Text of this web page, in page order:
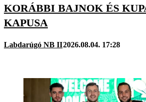
KORÁBBI BAJNOK ÉS
KAPUSA
Labdarúgó NB II2026.08.04. 17:28